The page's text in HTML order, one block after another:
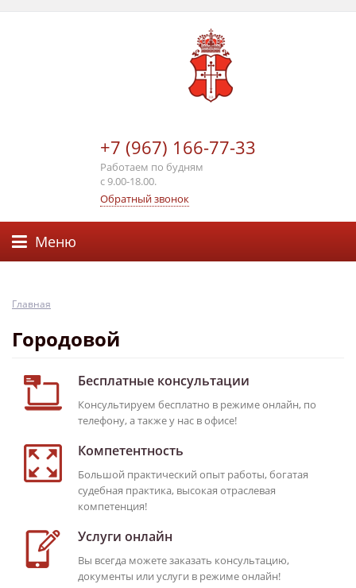
+7 (967) 166-77-33
Работаем по будням
с 9.00-18.00.
Обратный звонок
Меню
Главная
Городовой
Бесплатные консультации
Консультируем бесплатно в режиме онлайн, по
телефону, а также у нас в офисе!
Компетентность
Большой практический опыт работы, богатая
судебная практика, высокая отраслевая
компетенция!
Услуги онлайн
Вы всегда можете заказать консультацию,
документы или услуги в режиме онлайн!